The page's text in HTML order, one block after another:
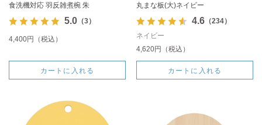
食洗機対応 羽反雑煮椀 朱
5.0（3）
4,400円（税込）
カートに入れる
丸まな板(大)ネイビー
4.6（234）
ネイビー
4,620円（税込）
カートに入れる